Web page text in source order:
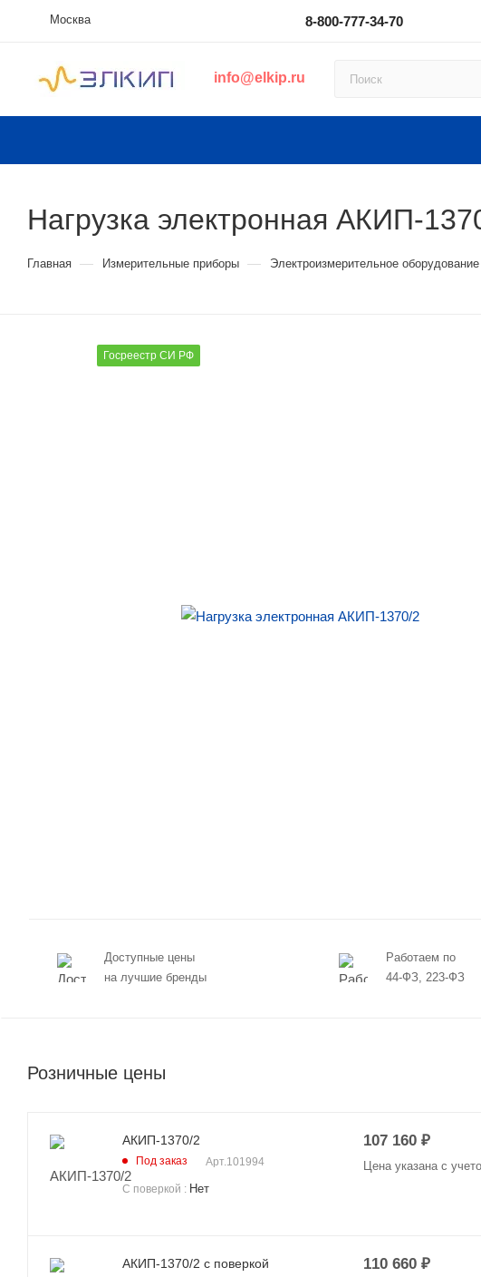
Москва 8-800-777-34-70
info@elkip.ru
Нагрузка электронная АКИП-
Главная — Измерительные приборы — Электроизмерительное оборудование
Госреестр СИ РФ
Доступные цены
на лучшие бренды
Работаем по
44-ФЗ, 223-ФЗ
Розничные цены
АКИП-1370/2
Под заказ Арт.101994
С поверкой : Нет
107 160₽
Цена указана с
АКИП-1370/2 с поверкой 110 660₽